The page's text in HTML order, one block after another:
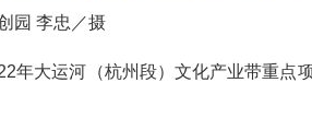
园 李忠／摄
年大运河（杭州段）文化产业带重